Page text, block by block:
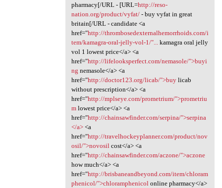
pharmacy[/URL - [URL=http://reso-
nation.org/product/vyfat/- buy vyfat in great
britain[/URL - candidate <a
href="http://thrombosedexternalhemorrhoids.com/i
tem/kamagra-oral-jelly-vol-1/"...
kamagra oral jelly
vol 1 lowest price</a> <a
href="http://lifelooksperfect.com/nemasole/">buyi
ng nemasole</a> <a
href="http://doctor123.org/licab/">buylicab
without prescription</a> <a
href="http://mplseye.com/prometrium/">prometriu
mlowest price</a> <a
href="http://chainsawfinder.com/serpina/">serpina
</a><a
href="http://travelhockeyplanner.com/product/nov
osil/">novosil cost</a> <a
href="http://chainsawfinder.com/aczone/">aczone
how much</a> <a
href="http://brisbaneandbeyond.com/item/chloram
phenicol/">chloramphenicol online pharmacy</a>